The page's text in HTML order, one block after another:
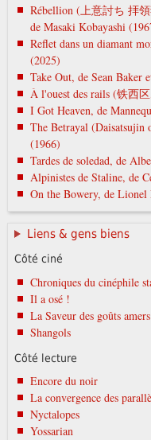
Rébellion (上意討ち 拝
de Masaki Kobayashi
Reflet dans un diamant
(2025)
Take Out, de Sean Baker
À l'ouest des rails (铁西
I Got Heaven, de
The Betrayal
(1966)
Tardes de soledad, de
Alpinistes de Staline, de
On the Bowery, de Lionel
Liens & gens biens
Côté ciné
Chroniques du cinéphile
Il a osé !
La Saveur des goûts amers
Shangols
Côté lecture
Encore du noir
La convergence des
Nyctalopes
Yossarian